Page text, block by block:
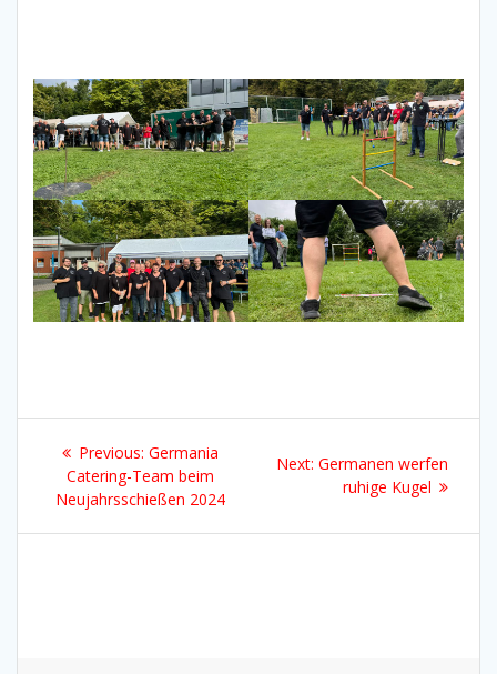
Schreibe einen Kommentar
Deine E-Mail-Adresse wird nicht veröffentlicht.
Erforderliche Felder sind mit*markiert
Kommentar *
*
E-Mail-Adresse*